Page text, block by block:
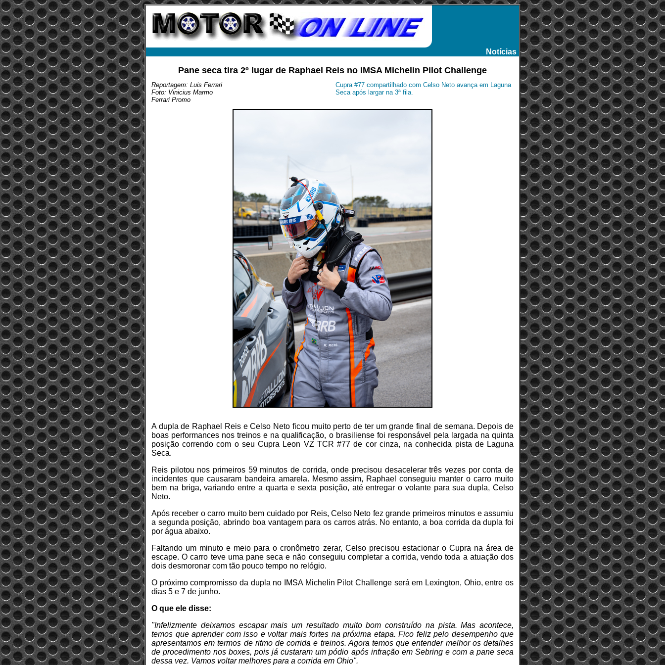
Notícias
Pane seca tira 2º lugar de Raphael Reis no IMSA Michelin Pilot Challenge
Reportagem: Luis Ferrari
Foto: Vinicius Marmo
Ferrari Promo
Cupra #77 compartilhado com Celso Neto avança em Laguna
Seca após largar na 3ª fila.
A dupla de Raphael Reis e Celso Neto ficou muito perto de ter um grande final de semana. Depois de
boas performances nos treinos e na qualificação, o brasiliense foi responsável pela largada na quinta
posição correndo com o seu Cupra Leon VZ TCR #77 de cor cinza, na conhecida pista de Laguna
Seca.
Reis pilotou nos primeiros 59 minutos de corrida, onde precisou desacelerar três vezes por conta de
incidentes que causaram bandeira amarela. Mesmo assim, Raphael conseguiu manter o carro muito
bem na briga, variando entre a quarta e sexta posição, até entregar o volante para sua dupla, Celso
Neto.
Após receber o carro muito bem cuidado por Reis, Celso Neto fez grande primeiros minutos e assumiu
a segunda posição, abrindo boa vantagem para os carros atrás. No entanto, a boa corrida da dupla foi
por água abaixo.
Faltando um minuto e meio para o cronômetro zerar, Celso precisou estacionar o Cupra na área de
escape. O carro teve uma pane seca e não conseguiu completar a corrida, vendo toda a atuação dos
dois desmoronar com tão pouco tempo no relógio.
O próximo compromisso da dupla no IMSA Michelin Pilot Challenge será em Lexington, Ohio, entre os
dias 5 e 7 de junho.
O que ele disse:
"Infelizmente deixamos escapar mais um resultado muito bom construído na pista. Mas acontece,
temos que aprender com isso e voltar mais fortes na próxima etapa. Fico feliz pelo desempenho que
apresentamos em termos de ritmo de corrida e treinos. Agora temos que entender melhor os detalhes
de procedimento nos boxes, pois já custaram um pódio após infração em Sebring e com a pane seca
dessa vez. Vamos voltar melhores para a corrida em Ohio".